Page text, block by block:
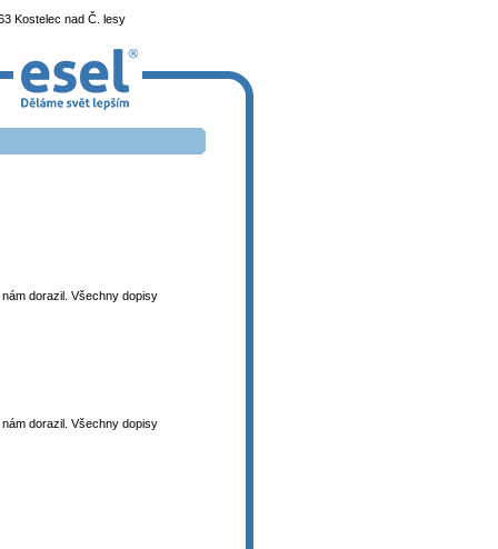
Kostelec nad Č. lesy
dorazil. Všechny dopisy
dorazil. Všechny dopisy